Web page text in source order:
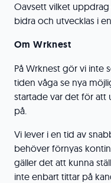
Oavsett vilket
bidra och utvecklas i
Om Wrknest
På Wrknest gör vi inte
tiden våga se nya
startade var det för att
på.
Vi lever i en tid av
behöver förnyas
gäller det att kunna
inte enbart tittar på